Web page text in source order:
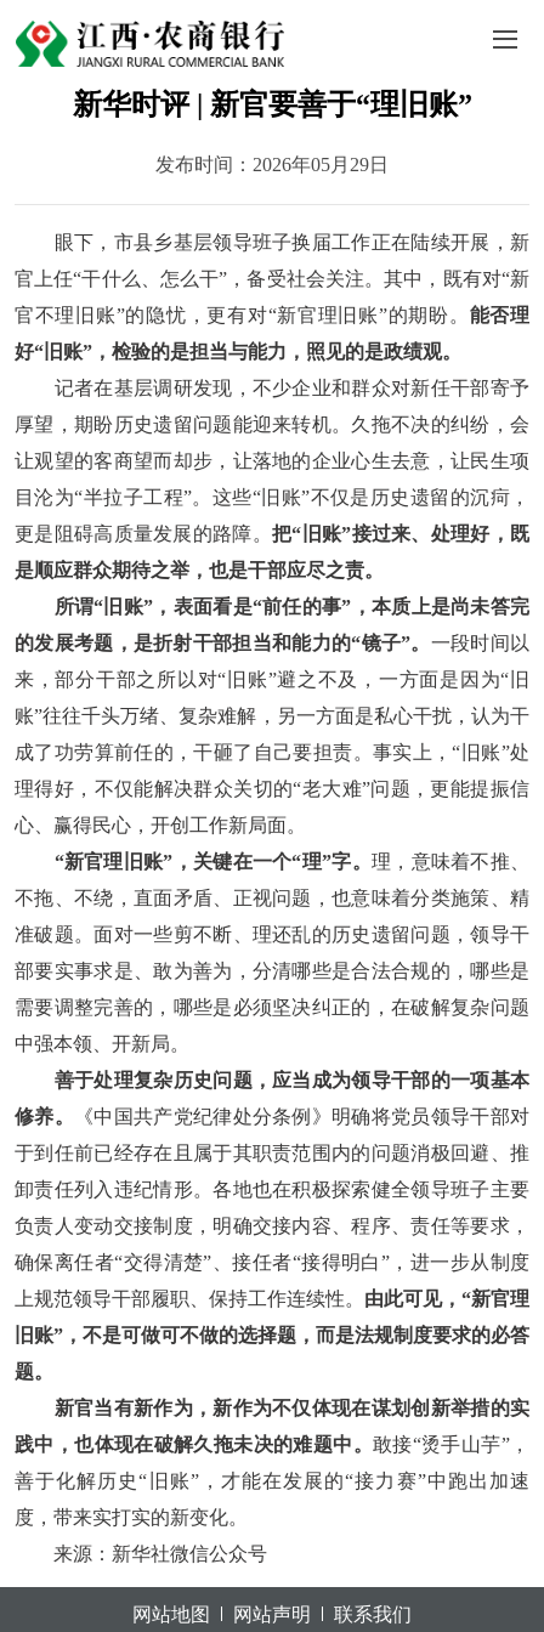
新华时评 | 新官要善于“理旧账”
发布时间：2026年05月29日
眼下，市县乡基层领导班子换届工作正在陆续开展，新
官上任“干什么、怎么干”，备受社会关注。其中，既有对“新
官不理旧账”的隐忧，更有对“新官理旧账”的期盼。 能否理
好“旧账”，检验的是担当与能力，照见的是政绩观。
记者在基层调研发现，不少企业和群众对新任干部寄予
厚望，期盼历史遗留问题能迎来转机。久拖不决的纠纷，会
让观望的客商望而却步，让落地的企业心生去意，让民生项
目沦为“半拉子工程”。这些“旧账”不仅是历史遗留的沉疴，
更是阻碍高质量发展的路障。 把“旧账”接过来、处理好，既
是顺应群众期待之举，也是干部应尽之责。
所谓“旧账”，表面看是“前任的事”，本质上是尚未答完
的发展考题，是折射干部担当和能力的“镜子”。 一段时间以
来，部分干部之所以对“旧账”避之不及，一方面是因为“旧
账”往往千头万绪、复杂难解，另一方面是私心干扰，认为干
成了功劳算前任的，干砸了自己要担责。事实上，“旧账”处
理得好，不仅能解决群众关切的“老大难”问题，更能提振信
心、赢得民心，开创工作新局面。
“新官理旧账”，关键在一个“理”字。 理，意味着不推、
不拖、不绕，直面矛盾、正视问题，也意味着分类施策、精
准破题。面对一些剪不断、理还乱的历史遗留问题，领导干
部要实事求是、敢为善为，分清哪些是合法合规的，哪些是
需要调整完善的，哪些是必须坚决纠正的，在破解复杂问题
中强本领、开新局。
善于处理复杂历史问题，应当成为领导干部的一项基本
修养。
《中国共产党纪律处分条例》明确将党员领导干部对
于到任前已经存在且属于其职责范围内的问题消极回避、推
卸责任列入违纪情形。各地也在积极探索健全领导班子主要
负责人变动交接制度，明确交接内容、程序、责任等要求，
确保离任者“交得清楚”、接任者“接得明白”，进一步从制度
上规范领导干部履职、保持工作连续性。 由此可见，“新官理
旧账”，不是可做可不做的选择题，而是法规制度要求的必答
题。
新官当有新作为，新作为不仅体现在谋划创新举措的实
践中，也体现在破解久拖未决的难题中。 敢接“烫手山芋”，
善于化解历史“旧账”，才能在发展的“接力赛”中跑出加速
度，带来实打实的新变化。
来源：新华社微信公众号
网站地图 网站声明 联系我们